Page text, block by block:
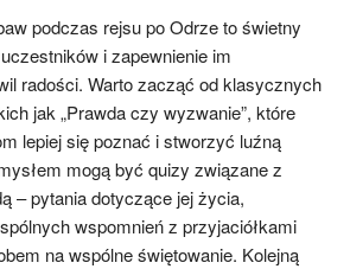
podczas rejsu po Odrze to świetny
i zapewnienie im
radości. Warto zacząć od klasycznych
jak „Prawda czy wyzwanie”, które
lepiej się poznać i stworzyć luźną
mogą być quizy związane z
– pytania dotyczące jej życia,
wspomnień z przyjaciółkami
na wspólne świętowanie. Kolejną